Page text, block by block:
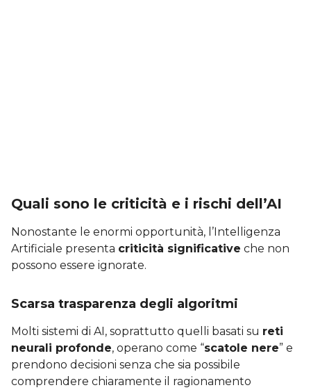
Quali sono le criticità e i rischi dell’AI
Nonostante le enormi opportunità, l’Intelligenza
Artificiale presenta criticità significative che non
possono essere ignorate.
Scarsa trasparenza degli algoritmi
Molti sistemi di AI, soprattutto quelli basati su reti
neurali profonde, operano come “scatole nere” e
prendono decisioni senza che sia possibile
comprendere chiaramente il ragionamento